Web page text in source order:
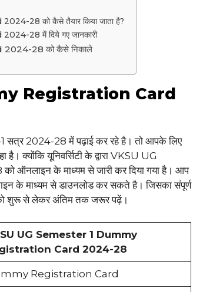
28 को कैसे तैयार किया जाता है?
28 में दिये गए जानकारी
28 को कैसे निकाले
Registration Card
1 सत्र 2024-28 में पढ़ाई कर रहे है। तो आपके लिए
है। क्योंकि यूनिवर्सिटी के द्वारा VKSU UG
के माध्यम से जारी कर दिया गया है। आप
के माध्यम से डाउनलोड कर सकते है। जिसका संपूर्ण
शुरू से लेकर अंतिम तक जरूर पढ़ें।
UG Semester 1 Dummy
Card 2024-28
Registration Card